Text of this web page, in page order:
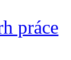
práce